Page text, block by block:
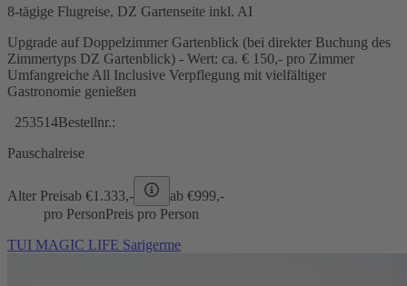
8-tägige Flugreise, DZ Gartenseite inkl. AI
Upgrade auf Doppelzimmer Gartenblick (bei direkter Buchung des
Zimmertyps DZ Gartenblick) - Wert: ca. € 150,- pro Zimmer
Umfangreiche All Inclusive Verpflegung mit vielfältiger
Gastronomie genießen
253514Bestellnr.:
Pauschalreise
Alter Preisab €1.333,- ab €999,-
pro PersonPreis pro Person
TUI MAGIC LIFE Sarigerme